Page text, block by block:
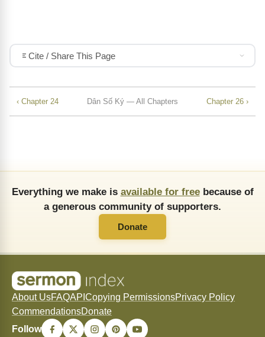
Cite / Share This Page
‹ Chapter 24 Dân Số Ký — All Chapters Chapter 26 ›
Everything we make is available for freebecause of
a generous community of supporters.
Donate
About UsFAQAPI Copying PermissionsPrivacy Policy
CommendationsDonate
Follow